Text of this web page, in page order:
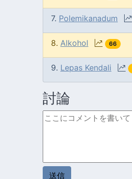
7. Polemikanadum
8. Alkohol 66
9. Lepas Kendali
討論